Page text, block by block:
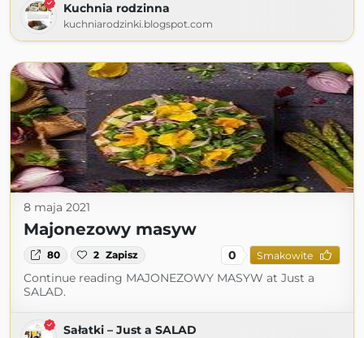
Kuchnia rodzinna
kuchniarodzinki.blogspot.com
8 maja 2021
Majonezowy masyw
80 2 Zapisz 0 Smakowite
Continue reading MAJONEZOWY MASYW at Just a
SALAD.
Sałatki – Just a SALAD